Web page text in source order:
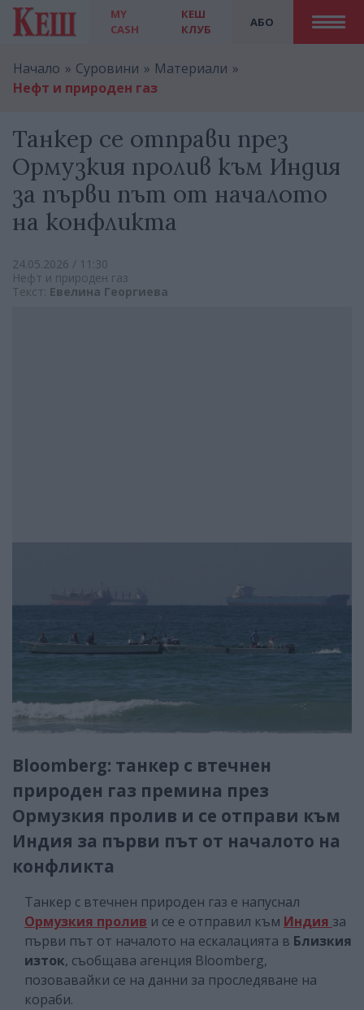
MY
CASH
АБО
КЕШ
КЛУБ
Начало Суровини
Материали
Нефт и природен газ
Танкер се отправи през
Ормузкия пролив към Индия
за първи път от началото
на конфликта
24.05.2026 / 11:30
Нефт и природен газ
Текст: Евелина Георгиева
Bloomberg: танкер с втечнен
природен газ премина през
Ормузкия пролив и се отправи към
Индия за първи път от началото на
конфликта
Танкер с втечнен природен газ е напуснал
Ормузкия пролив и се е отправил към Индия за
първи път от началото на ескалацията в Близкия
изток, съобщава агенция Bloomberg,
позовавайки се на данни за проследяване на
кораби.